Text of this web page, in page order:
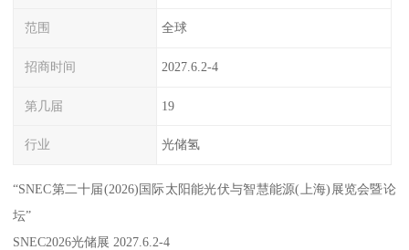
范围 全球
招商时间 2027.6.2-4
第几届 19
行业 光储氢
“SNEC第二十届(2026)国际太阳能光伏与智慧能源(上海)展览会暨论
坛”
SNEC2026光储展 2027.6.2-4